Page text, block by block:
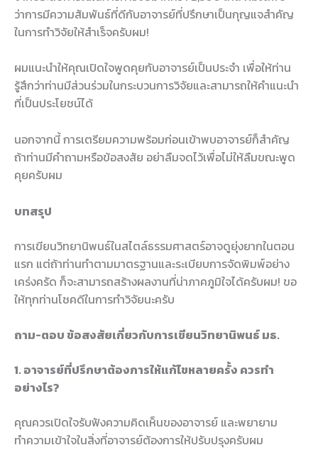
ว่าการมีความสัมพันธ์ที่ดีกับอาจารย์ที่ปรึกษาเป็นกุญแจสำคัญ
ในการทำวิจัยให้สำเร็จครับผม!
ผมแนะนำให้คุณเปิดใจพูดคุยกับอาจารย์เป็นประจำ เพื่อให้ท่าน
รู้สึกว่าท่านมีส่วนร่วมในกระบวนการวิจัยและสามารถให้คำแนะนำ
ที่เป็นประโยชน์ได้
นอกจากนี้ การเตรียมความพร้อมก่อนเข้าพบอาจารย์ก็สำคัญ
ถ้าท่านมีคำถามหรือข้อสงสัย อย่าลืมจดไว้เพื่อไม่ให้ลืมขณะพูด
คุยครับผม
บทสรุป
การเขียนวิทยานิพนธ์ในสไตล์ธรรมศาสตร์อาจดูยุ่งยากในตอน
แรก แต่ถ้าท่านทำตามมาตรฐานและระเบียบการจัดพิมพ์อย่าง
เคร่งครัด ก็จะสามารถสร้างผลงานที่น่าภาคภูมิใจได้ครับผม! ขอ
ให้ทุกท่านโชคดีในการทำวิจัยนะครับ
ถาม-ตอบ ข้อสงสัยเกี่ยวกับการเขียนวิทยานิพนธ์ มธ.
1. อาจารย์ที่ปรึกษาต้องการให้แก้ไขหลายครั้ง ควรทำ
อย่างไร?
คุณควรเปิดใจรับฟังความคิดเห็นของอาจารย์ และพยายาม
ทำความเข้าใจในสิ่งที่อาจารย์ต้องการให้ปรับปรุงครับผม